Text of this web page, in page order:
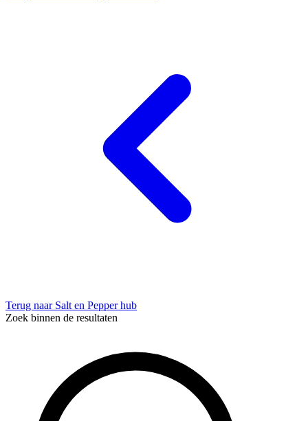
Terug naar Salt en Pepper hub
Zoek binnen de resultaten